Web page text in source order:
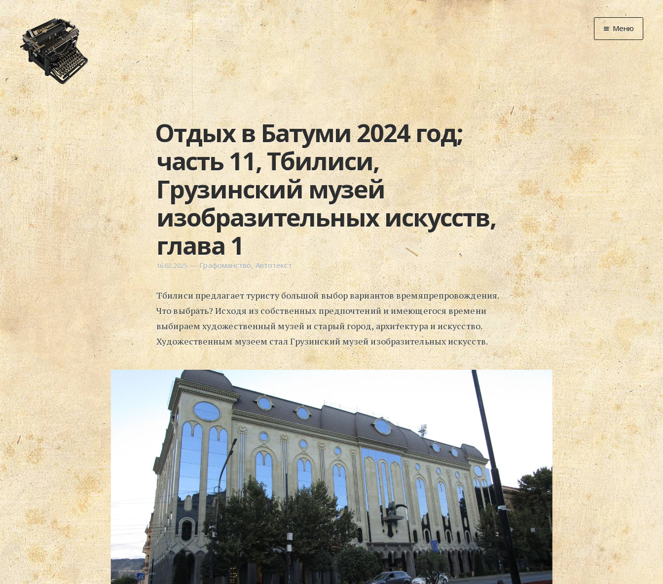
Главная
Новости
Графоманство
* Автотекст
*
* Хронограф
Арт-Рецензии
* Слушать
* Смотреть
* Читать
* По жизни
Блог
⋅
Поиск
Меню
Отдых в Батуми 2024 год;
часть 11, Тбилиси,
Грузинский музей
изобразительных искусств,
глава 1
16.02.2025 — Графоманство, Автотекст
Тбилиси предлагает туристу большой выбор вариантов времяпрепровождения.
Что выбрать? Исходя из собственных предпочтений и имеющегося времени
выбираем художественный музей и старый город, архитектура и искусство.
Художественным музеем стал Грузинский музей изобразительных искусств.